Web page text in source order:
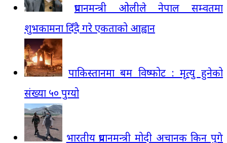
प्रधानमन्त्री ओलीले नेपाल सम्वतमा
शुभकामना दिँदै गरे एकताको आह्वान
पाकिस्तानमा बम विष्फोट : मृत्यु हुनेको
संख्या ५० पुग्यो
भारतीय प्रधानमन्त्री मोदी अचानक किन पुगे